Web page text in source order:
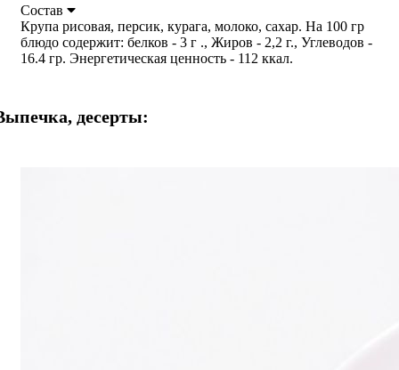
Состав
Крупа рисовая, персик, курага, молоко, сахар. На 100 гр
блюдо содержит: белков - 3 г ., Жиров - 2,2 г., Углеводов -
16.4 гр. Энергетическая ценность - 112 ккал.
десерты: